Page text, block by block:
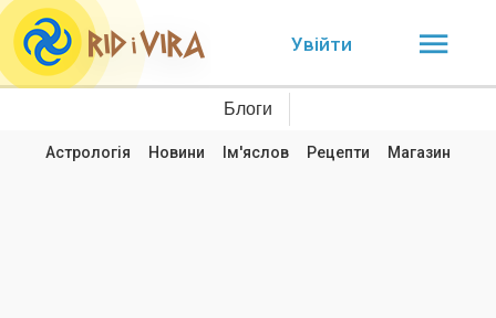
Увійти
Блоги
Астрологія Новини Ім'яслов Рецепти Магазин